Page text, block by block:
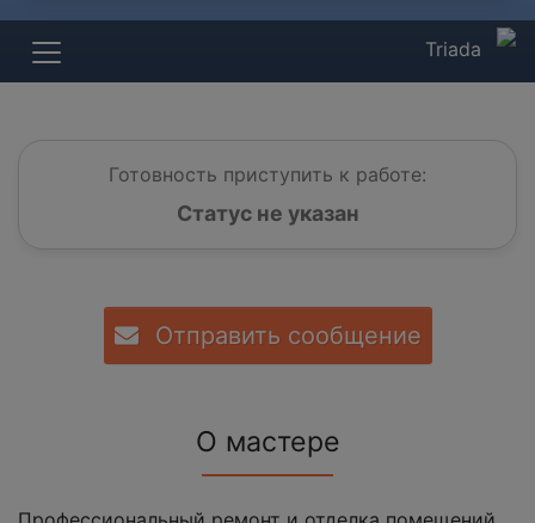
Triada
Готовность приступить к работе:
Статус не указан
Отправить сообщение
О мастере